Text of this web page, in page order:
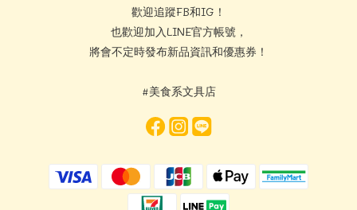
歡迎追蹤FB和IG！
也歡迎加入LINE官方帳號，
將會不定時發布新品資訊和優惠券！
#美食系文具店